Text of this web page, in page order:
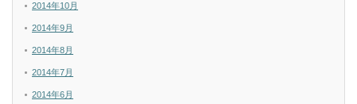
2014年10月
2014年9月
2014年8月
2014年7月
2014年6月